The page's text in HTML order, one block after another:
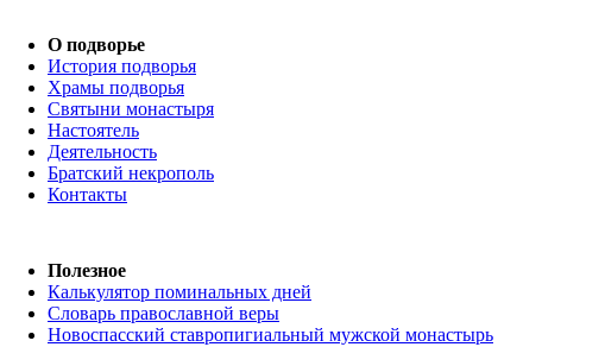
О подворье
История подворья
Храмы подворья
Святыни монастыря
Настоятель
Деятельность
Братский некрополь
Контакты
Полезное
Калькулятор поминальных дней
Словарь православной веры
Новоспасский ставропигиальный мужской монастырь